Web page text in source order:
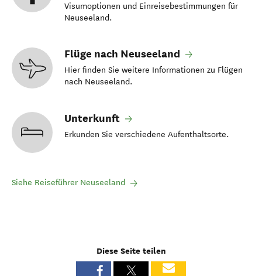
Visumoptionen und Einreisebestimmungen für
Neuseeland.
Flüge nach Neuseeland
Hier finden Sie weitere Informationen zu Flügen
nach Neuseeland.
Unterkunft
Erkunden Sie verschiedene Aufenthaltsorte.
Siehe Reiseführer Neuseeland
Diese Seite teilen